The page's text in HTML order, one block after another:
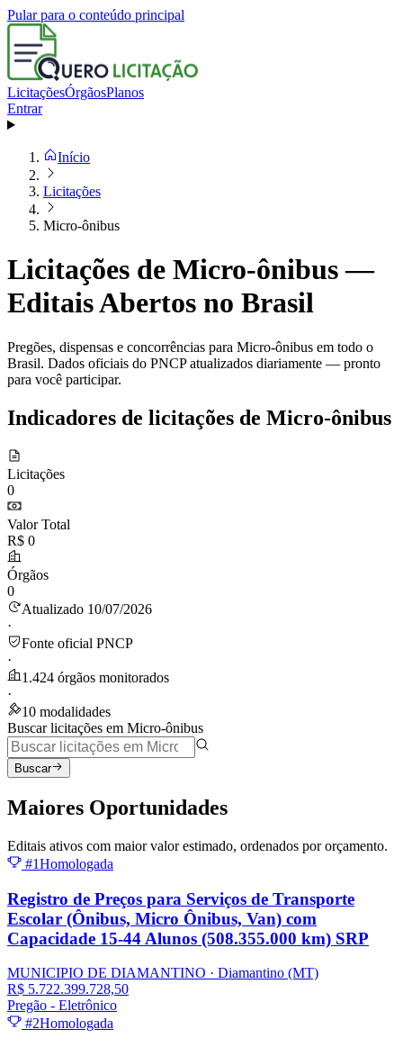
Pular para o conteúdo principal
LicitaçõesÓrgãosPlanos
Entrar
Início
Licitações
Micro-ônibus
Licitações de Micro-ônibus —
Editais Abertos no Brasil
Pregões, dispensas e concorrências para Micro-ônibus em todo o
Brasil. Dados oficiais do PNCP atualizados diariamente — pronto
para você participar.
Indicadores de licitações de Micro-ônibus
Licitações
0
Valor Total
R$ 0
Órgãos
0
Atualizado 10/07/2026
·
Fonte oficial PNCP
·
1.424 órgãos monitorados
·
10 modalidades
Buscar licitações em Micro-ônibus
Buscar
Maiores Oportunidades
Editais ativos com maior valor estimado, ordenados por orçamento.
#1Homologada
Registro de Preços para Serviços de Transporte
Escolar (Ônibus, Micro Ônibus, Van) com
Capacidade 15-44 Alunos (508.355.000 km) SRP
MUNICIPIO DE DIAMANTINO · Diamantino (MT)
R$ 5.722.399.728,50
Pregão - Eletrônico
#2Homologada